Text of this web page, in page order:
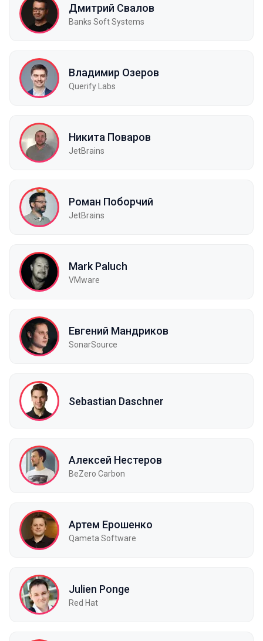
Дмитрий Свалов
Banks Soft Systems
Владимир Озеров
Querify Labs
Никита Поваров
JetBrains
Роман Поборчий
JetBrains
Mark Paluch
VMware
Евгений Мандриков
SonarSource
Sebastian Daschner
Алексей Нестеров
BeZero Carbon
Артем Ерошенко
Qameta Software
Julien Ponge
Red Hat